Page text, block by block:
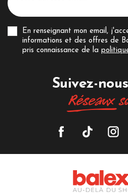
En renseignant mon email,
informations et des offres de
pris connaissance de la
Suivez-
Réseaux